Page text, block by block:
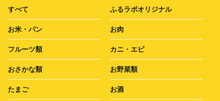
すべて ふるラボオリジナル
お米・パン お肉
フルーツ類 カニ・エビ
おさかな類 お野菜類
たまご お酒